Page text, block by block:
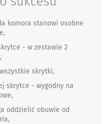
komora stanowi osobne
- w zestawie 2
skrytki,
skrytce - wygodny na
oddzielić obuwie od